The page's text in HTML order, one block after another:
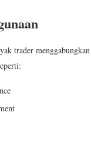
trader